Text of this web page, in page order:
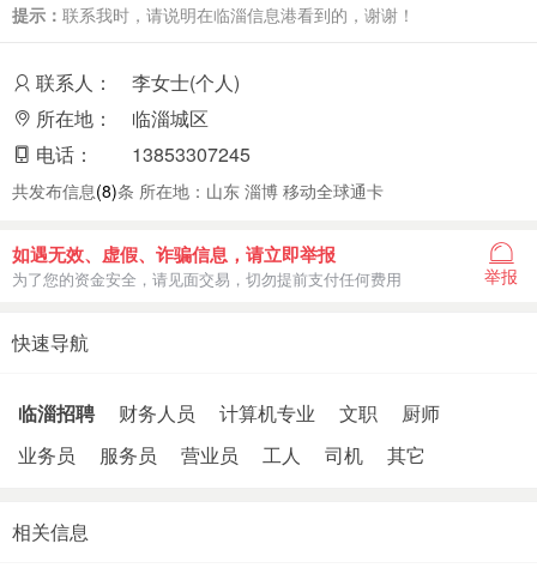
提示： 联系我时，请说明在临淄信息港看到的，谢谢！
联系人：
李女士(个人)
所在地：
临淄城区
电话：
13853307245
共发布信息(8)条 所在地：山东 淄博 移动全球通卡
如遇无效、虚假、诈骗信息，请立即举报
为了您的资金安全，请见面交易，切勿提前支付任何费用 举报
快速导航
临淄招聘 财务人员 计算机专业 文职
厨师
业务员
服务员 营业员 工人 司机 其它
相关信息